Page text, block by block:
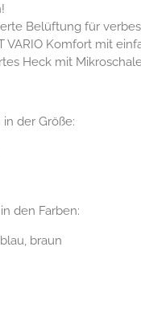
Belüftung für
VARIO Komfort mit
Heck mit
in der Größe:
den Farben:
braun